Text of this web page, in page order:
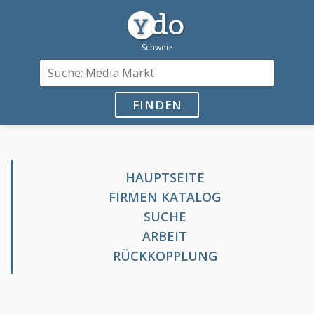
FINDEN
HAUPTSEITE
FIRMEN KATALOG
SUCHE
ARBEIT
RÜCKKOPPLUNG